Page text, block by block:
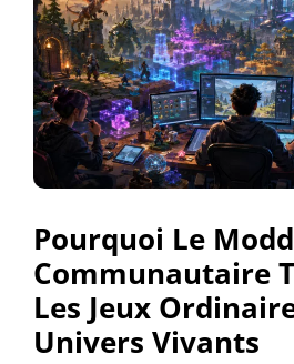
Pourquoi Le
Communautaire
Les Jeux
Univers Vivants